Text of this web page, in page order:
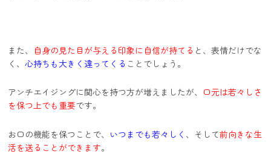
また、 自身の見た目が与える印象に自信が持てる と、表情だけでな
く、心持ちも大きく違ってくる ことでしょう。
アンチエイジングに関心を持つ方が増えましたが、 口元は若々しさ
を保つ上でも重要です。
お口の機能を保つことで、 いつまでも若々しく 、そして前向きな生
活を送ることができます。